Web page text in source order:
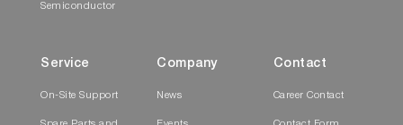
Semiconductor
Service
On-Site Support
Company
News
Contact
Career Contact